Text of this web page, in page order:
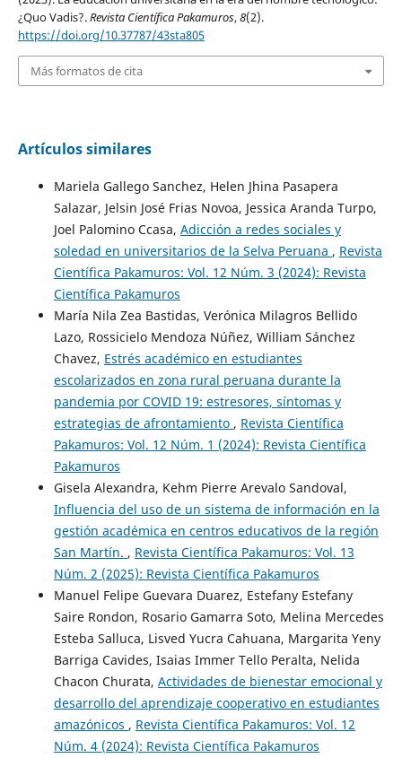
¿Quo Vadis?.Revista Científica Pakamuros,8(2).
https://doi.org/10.37787/43sta805
Más formatos de cita
Artículos similares
Mariela Gallego Sanchez, Helen Jhina Pasapera
Salazar, Jelsin José Frias Novoa, Jessica Aranda Turpo,
Joel Palomino Ccasa, Adicción a redes sociales y
soledad en universitarios de la Selva Peruana , Revista
Científica Pakamuros: Vol. 12 Núm. 3 (2024): Revista
Científica Pakamuros
María Nila Zea Bastidas, Verónica Milagros Bellido
Lazo, Rossicielo Mendoza Núñez, William Sánchez
Chavez, Estrés académico en estudiantes
escolarizados en zona rural peruana durante la
pandemia por COVID 19: estresores, síntomas y
estrategias de afrontamiento , Revista Científica
Pakamuros: Vol. 12 Núm. 1 (2024): Revista Científica
Pakamuros
Gisela Alexandra, Kehm Pierre Arevalo Sandoval,
Influencia del uso de un sistema de información en la
gestión académica en centros educativos de la región
San Martín. , Revista Científica Pakamuros: Vol. 13
Núm. 2 (2025): Revista Científica Pakamuros
Manuel Felipe Guevara Duarez, Estefany Estefany
Saire Rondon, Rosario Gamarra Soto, Melina Mercedes
Esteba Salluca, Lisved Yucra Cahuana, Margarita Yeny
Barriga Cavides, Isaias Immer Tello Peralta, Nelida
Chacon Churata, Actividades de bienestar emocional y
desarrollo del aprendizaje cooperativo en estudiantes
amazónicos , Revista Científica Pakamuros: Vol. 12
Núm. 4 (2024): Revista Científica Pakamuros